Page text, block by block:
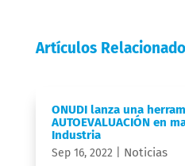
Artículos
ONUDI lanza una
AUTOEVALUACIÓN en
Industria
Sep 16, 2022 Noticias